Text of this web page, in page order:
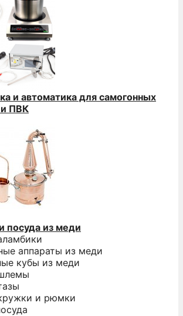
и автоматика для самогонных
и ПВК
посуда из меди
аппараты из меди
кубы из меди
и рюмки